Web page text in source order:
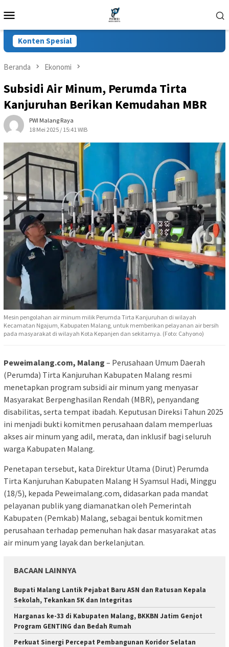
ke
Mobile
Konten Spesial
Beranda Ekonomi
Subsidi Air Minum, Perumda Tirta
Kanjuruhan Berikan Kemudahan MBR
PWI Malang Raya
18 Mei 2025 / 15:41 WIB
Mesin pengolahan air minum milik Perumda Tirta Kanjuruhan di wilayah
Kecamatan Ngajum, Kabupaten Malang, untuk memberikan pelayanan air bersih
pada masyarakat di wilayah Kota Kepanjen dan sekitarnya. (Foto: Cahyono)
Peweimalang.com, Malang – Perusahaan Umum Daerah
(Perumda) Tirta Kanjuruhan Kabupaten Malang resmi
menetapkan program subsidi air minum yang menyasar
Masyarakat Berpenghasilan Rendah (MBR), penyandang
disabilitas, serta tempat ibadah. Keputusan Direksi Tahun 2025
ini menjadi bukti komitmen perusahaan dalam memperluas
akses air minum yang adil, merata, dan inklusif bagi seluruh
warga Kabupaten Malang.
Penetapan tersebut, kata Direktur Utama (Dirut) Perumda
Tirta Kanjuruhan Kabupaten Malang H Syamsul Hadi, Minggu
(18/5), kepada Peweimalang.com, didasarkan pada mandat
pelayanan publik yang diamanatkan oleh Pemerintah
Kabupaten (Pemkab) Malang, sebagai bentuk komitmen
perusahaan terhadap pemenuhan hak dasar masyarakat atas
air minum yang layak dan berkelanjutan.
BACAAN LAINNYA
Bupati Malang Lantik Pejabat Baru ASN dan Ratusan Kepala
Sekolah, Tekankan 5K dan Integritas
Harganas ke-33 di Kabupaten Malang, BKKBN Jatim Genjot
Program GENTING dan Bedah Rumah
Perkuat Sinergi Percepat Pembangunan Koridor Selatan